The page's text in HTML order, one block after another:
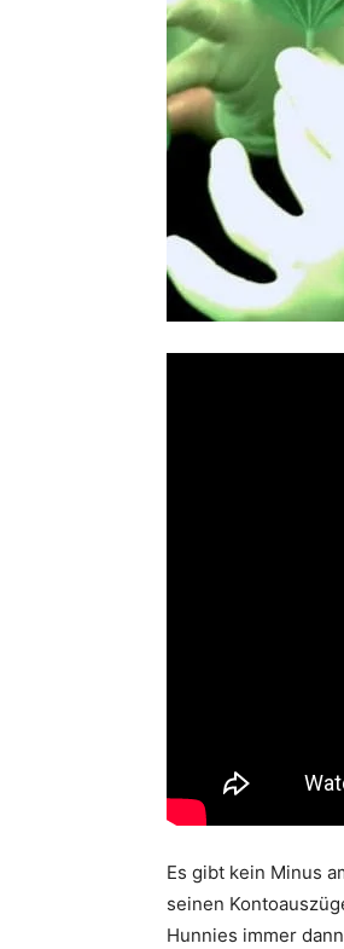
Es gibt kein Minus
seinen
Hunnies immer